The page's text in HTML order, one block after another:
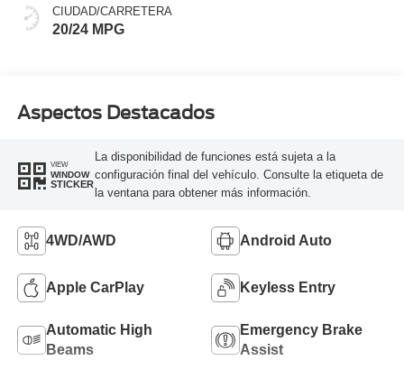
CIUDAD/CARRETERA
20/24 MPG
Aspectos Destacados
VIEW
WINDOW
STICKER
La disponibilidad de funciones está sujeta a la
configuración final del vehículo. Consulte la etiqueta de
la ventana para obtener más información.
4WD/AWD Android Auto
Apple CarPlay Keyless Entry
Automatic High
Beams
Emergency Brake
Assist